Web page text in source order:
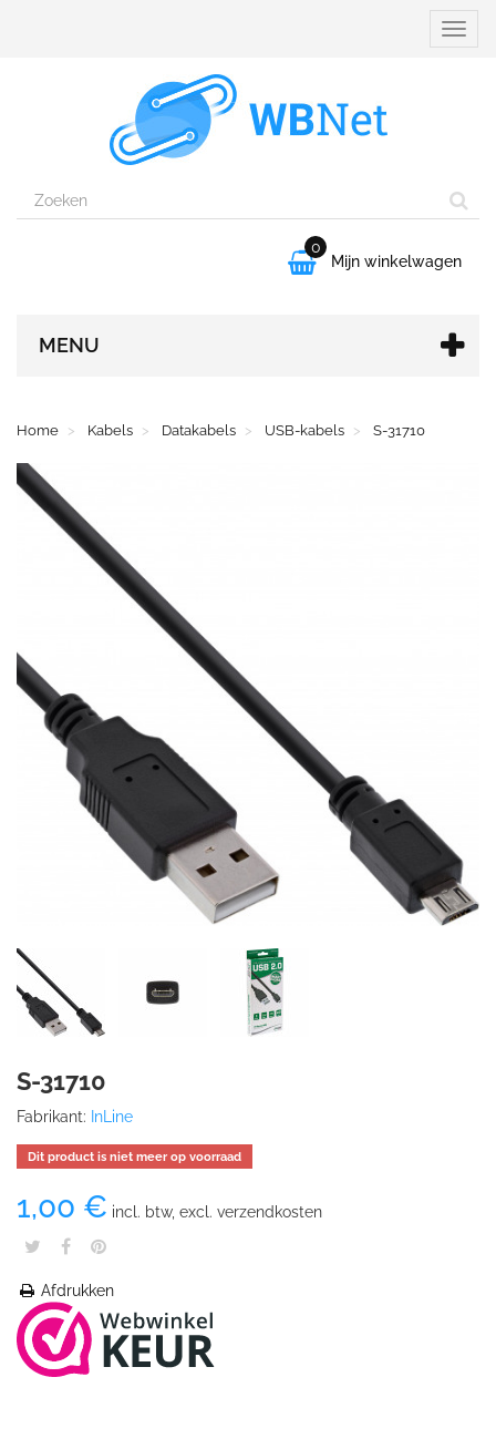

0
Mijn winkelwagen
MENU
Home Kabels Datakabels USB-kabels S-31710
S-31710
Fabrikant: InLine
Dit product is niet meer op voorraad
1,00 € incl. btw, excl. verzendkosten
Afdrukken